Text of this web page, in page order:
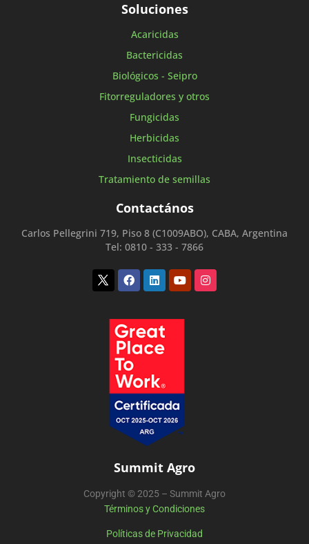
Soluciones
Acaricidas
Bactericidas
Biológicos - Seipro
Fitorreguladores y otros
Fungicidas
Herbicidas
Insecticidas
Tratamiento de semillas
Contactános
Carlos Pellegrini 719, Piso 8 (C1009ABO), CABA, Argentina
Tel: 0810 - 333 - 7866
TwitterFacebook
LinkedinYoutubeInstagram
Summit Agro
Copyright © 2025 – Summit Agro
Términos y Condiciones
Políticas de Privacidad